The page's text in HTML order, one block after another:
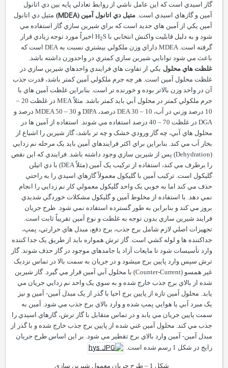
گاز اسيدي است که اين عامل ناشي از روابط تعادلي پايه بين دي اتانول
آمين و گازهاي اسيدي است. متيل دي اتانول آمين (MDEA
) متيل دي اتانول
آمين يکي از آمين هاي جديد است که براي شيرين سازي گاز استفاده مي
شود و به دليل قابليت واکنش انتخابي با
H 2S
اخيراً مورد توجه زيادي قرار
گرفته است.MDEA داراي وزن ملکولي بيشتري نسبت به DEA است که
باعث مي شود توانايي شيرين سازي کمتري در واحدوزن داشته باشد.
غلظت هاي محلول يکي از تفاوت هاي فرايندي واحدهاي شيرين سازي در
غلظت محلول آمين است. هر چه جرم ملکولي آمين کمتر باشد، قدرت جذب
آن در واحد وزن بالاتر بوده و خورنده تر است. بنابراين غلظت آمين هاي با
جرم ملکولي کمتر در محلول آبي بايد کمتر باشد. مثلاًMEA در غلظت 20
–
DEA 30–10 درصد، DIPA و MDEA 50–30 درصد و
DGA در غلظت 70 –40 درصد استفاده مي شوند.
استفاده از آمين ها در
محلول هاي آبي، چه گاز ورودي خشک و چه تر باشد، گاز شيرين را اشباع از
بخار آب مي کند. بنابراين براي اکثر فرايندهاي آمين بايد يک مرحله نم زدايي
Dehydration) پس از شيرين سازي وجود داشته باشد. فرايندي که اين نقص
را برطرف مي کند، استفاده از ترکيب يک آمين (مثلاًDEA) با دي اتيلن
گليکول است. ترکيب آمين با گليکول معمولاً گازهاي اسيدي را به راحتي
حذف مي کند اما به خوبي يک واحد گليکول معمولي کار نم زدايي را انجام
نمي دهد. با استفاده از مخلوط آمين و گليکول مشکلات خوردگي شديدي
بروز مي کند و بنابراين به طور گسترده استفاده نمي شود. طرح جريان
فرايند شيرين سازي بدون توجه به غلظت و نوع آمين تقريباً ثابت است.
تجهيزات اصلي لازم شامل برج جذب، برج دفع، مبدل هاي حرارتي، پمپ،
جداکننده ها و لوله کشي است. گاز ترش همواره بايد از طريق يک جدا کننده
وارد تأسيسات شود تا مايعات آزاد يا جامدهاي موجود در گاز حذف شوند. گاز
ترش سپس وارد پايين برج ميشود و در جريان به سمت بالا در تماس نزديک
غير همسو (
Counter-Current
) با محلول آبي آمين قرار مي گيرد. گاز شيرين
شده از بالاي برج جذب خارج شده و به سوي يک واحد نم زدايي جريان مي
يابد. محلول آمين تازه از پايين برج احيا با گذر از يک مبدل آمين- آمين و نيز
يک مبرد آبي يا هوايي پمپ شده و وارد بالاي برج جذب مي شود. آمين به
سمت پايين جريان مي يابد و در تماس متقابل با گاز ترش، گازهاي اسيدي را
جذب مي کند. محلول آمين غني شده از پايين برج جذب خارج شده و با گذر از
مبدل آمين- آمين وارد بالاي برج تقطير مي شود. بر اين اساس طرح جريان
رايج در شکل 1 رسم شده است.
شکل 1 –طرح جريان معمول شيرين سازي